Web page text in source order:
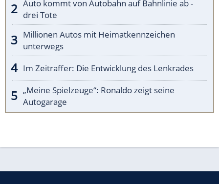
Auto kommt von Autobahn auf Bahnlinie ab -
drei Tote
Millionen Autos mit Heimatkennzeichen
unterwegs
Im Zeitraffer: Die Entwicklung des Lenkrades
„Meine Spielzeuge“: Ronaldo zeigt seine
Autogarage